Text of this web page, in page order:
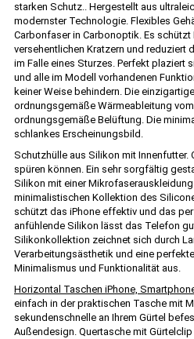
starken Schutz.. Hergestellt aus
modernster Technologie. Flexibles
Carbonfaser in Carbonoptik. Es
versehentlichen Kratzern und reduziert
im Falle eines Sturzes. Perfekt plaziert
und alle im Modell vorhandenen
keiner Weise behindern. Die
ordnungsgemäße Wärmeableitung
ordnungsgemäße Belüftung. Die
schlankes Erscheinungsbild.
Schutzhülle aus Silikon mit Innenfutter.
spüren können. Ein sehr sorgfältig
Silikon mit einer
minimalistischen Kollektion des
schützt das iPhone effektiv und das
anfühlende Silikon lässt das Telefon
Silikonkollektion zeichnet sich durch
Verarbeitungsästhetik und eine
Minimalismus und Funktionalität aus.
Horizontal Taschen iPhone,
einfach in der praktischen Tasche mit
sekundenschnelle an Ihrem Gürtel
Außendesign. Quertasche mit